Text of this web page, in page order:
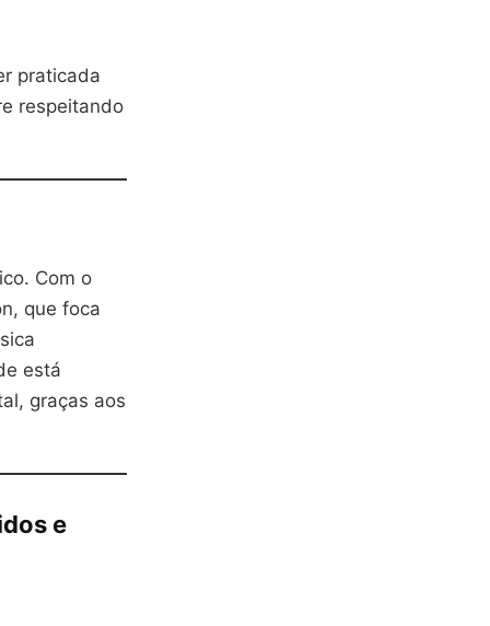
praticada
respeitando
Com o
que foca
está
graças aos
e